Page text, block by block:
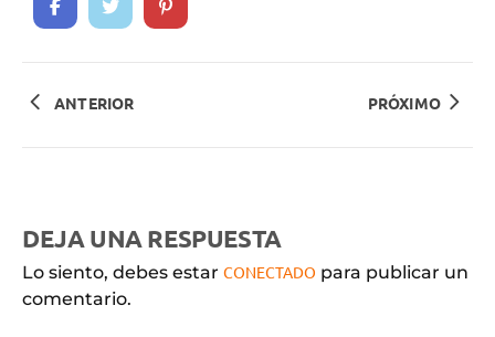
ANTERIOR PRÓXIMO
DEJA UNA RESPUESTA
Lo siento, debes estar CONECTADO para publicar un
comentario.